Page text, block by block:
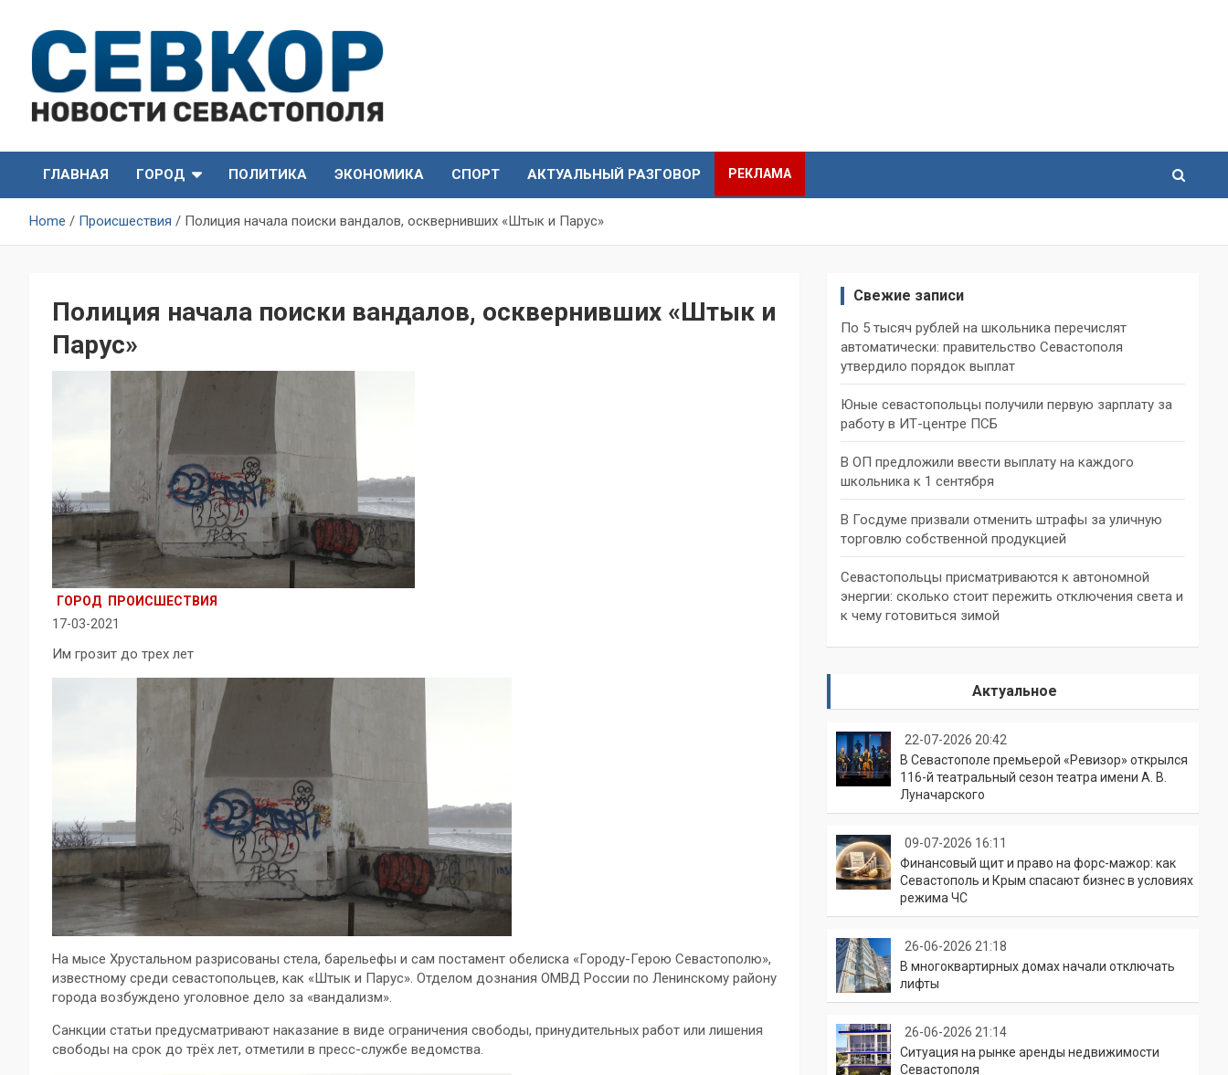
content
СевКор — Новости
Севастополя
Севастополя
ГЛАВНАЯ
ГОРОД ПОЛИТИКА ЭКОНОМИКА СПОРТ АКТУАЛЬНЫЙ РАЗГОВОР РЕКЛАМА
Home Происшествия Полиция начала поиски вандалов, осквернивших «Штык и Парус»
Полиция начала поиски вандалов, осквернивших «Штык и
Парус»
ГОРОД
ПРОИСШЕСТВИЯ
17-03-2021
Им грозит до трех лет
На мысе Хрустальном разрисованы стела, барельефы и сам постамент обелиска «Городу-Герою Севастополю»,
известному среди севастопольцев, как «Штык и Парус». Отделом дознания ОМВД России по Ленинскому району
города возбуждено уголовное дело за «вандализм».
Санкции статьи предусматривают наказание в виде ограничения свободы, принудительных работ или лишения
свободы на срок до трёх лет, отметили в пресс-службе ведомства.
Свежие записи
По 5 тысяч рублей на школьника перечислят
автоматически: правительство Севастополя
утвердило порядок выплат
Юные севастопольцы получили первую зарплату за
работу в ИТ-центре ПСБ
В ОП предложили ввести выплату на каждого
школьника к 1 сентября
В Госдуме призвали отменить штрафы за уличную
торговлю собственной продукцией
Севастопольцы присматриваются к автономной
энергии: сколько стоит пережить отключения света и
к чему готовиться зимой
Актуальное
22-07-2026 20:42
В Севастополе премьерой «Ревизор» открылся
116-й театральный сезон театра имени А. В.
Луначарского
09-07-2026 16:11
Финансовый щит и право на форс-мажор: как
Севастополь и Крым спасают бизнес в условиях
режима ЧС
26-06-2026 21:18
В многоквартирных домах начали отключать
лифты
26-06-2026 21:14
Ситуация на рынке аренды недвижимости
Севастополя